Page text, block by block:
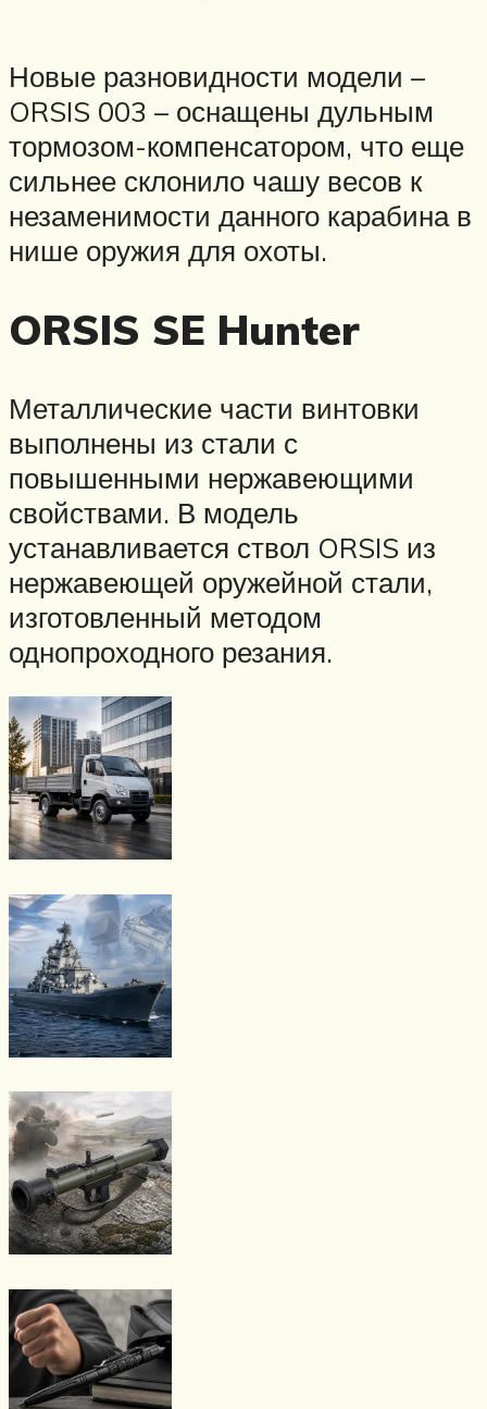
Новые разновидности модели –
ORSIS 003 – оснащены дульным
тормозом-компенсатором, что еще
сильнее склонило чашу весов к
незаменимости данного карабина в
нише оружия для охоты.
ORSIS SE Hunter
Металлические части винтовки
выполнены из стали с
повышенными нержавеющими
свойствами. В модель
устанавливается ствол ORSIS из
нержавеющей оружейной стали,
изготовленный методом
однопроходного резания.